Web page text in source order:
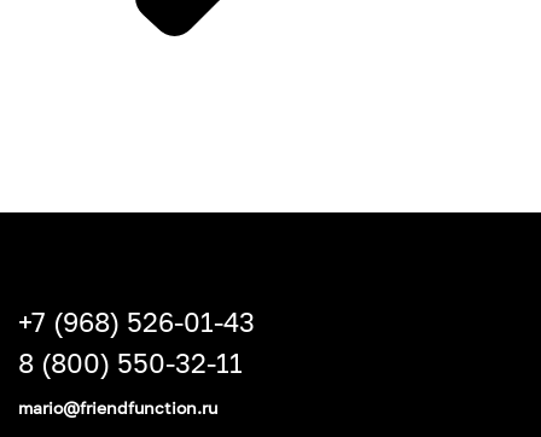
+7 (968) 526-01-43
8 (800) 550-32-11
mario@friendfunction.ru